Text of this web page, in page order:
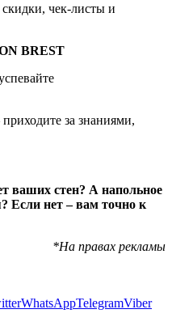
скидки, чек-листы и
BREST
приходите за знаниями,
ваших стен? А напольное
? Если нет – вам точно к
*На правах рекламы
WhatsAppTelegramViber